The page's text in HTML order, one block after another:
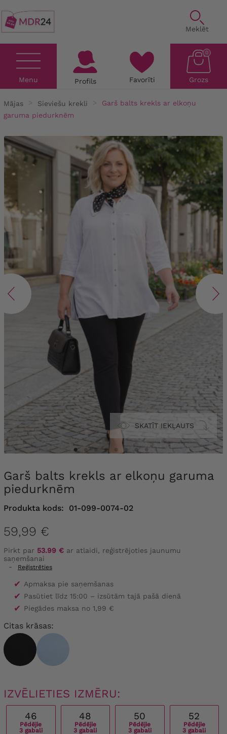
Meklēt
Menu Profils Favorīti Grozs
0
Mājas Sieviešu krekli
Garš balts krekls ar elkoņu
garuma piedurknēm
SKATĪT IEKĻAUTS
Garš balts krekls ar elkoņu garuma
piedurknēm
Produkta kods: 01-099-0074-02
59,99 €
Pirkt par 53.99 € ar atlaidi, reģistrējoties jaunumu
saņemšanai
-
Reģistrēties
✔ Apmaksa pie saņemšanas
✔ Pasūtiet līdz 15:00 – izsūtām tajā pašā dienā
✔ Piegādes maksa no 1,99 €
Citas krāsas:
IZVĒLIETIES IZMĒRU:
46
Pēdējie
3 gabali
48
Pēdējie
3 gabali
50
Pēdējie
3 gabali
52
Pēdējie
3 gabali